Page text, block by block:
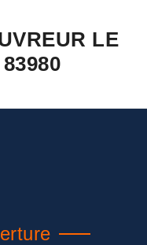
LE